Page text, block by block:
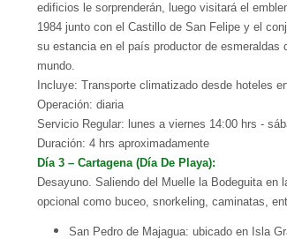
edificios le sorprenderán, luego visitará el
1984 junto con el Castillo de San Felipe y el
su estancia en el país productor de
mundo.
Incluye: Transporte climatizado desde hoteles
Operación: diaria
Servicio Regular: lunes a viernes 14:00 hrs -
Duración: 4 hrs aproximadamente
Día 3 – Cartagena (Día De Playa):
Desayuno. Saliendo del Muelle la Bodeguita
opcional como buceo, snorkeling, caminatas,
San Pedro de Majagua: ubicado en Isla